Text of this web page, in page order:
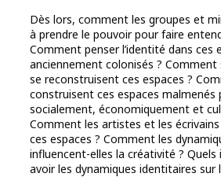
Dès lors, comment les groupes et
à prendre le pouvoir pour faire
Comment penser l’identité dans ces
anciennement colonisés ?
se reconstruisent ces espaces ?
construisent ces espaces malmenés
socialement, économiquement et
Comment les artistes et les
ces espaces ? Comment les
influencent-elles la créativité ?
avoir les dynamiques identitaires sur